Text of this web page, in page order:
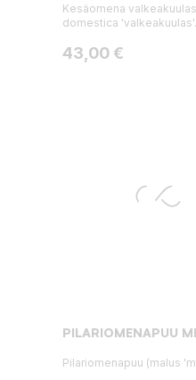
Kesäomena
domestica
Hinta
43,00 €
PILARIOMENAPUU
Pilariomenapuu (malus